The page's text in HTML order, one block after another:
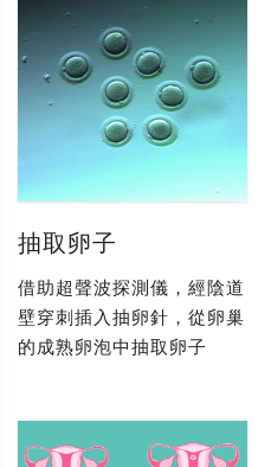
抽取卵子
借助超聲波探測儀，經陰道
壁穿刺插入抽卵針，從卵巢
的成熟卵泡中抽取卵子